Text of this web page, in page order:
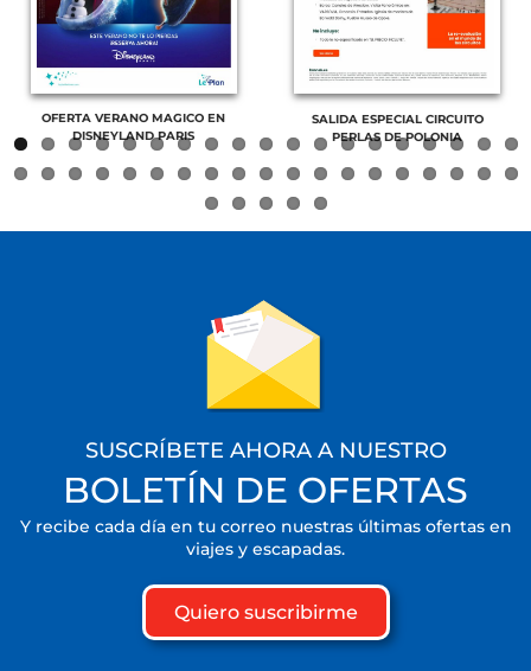
OFERTA VERANO MAGICO EN
DISNEYLAND PARIS
SALIDA ESPECIAL CIRCUITO
PERLAS DE POLONIA
SUSCRÍBETE AHORA A NUESTRO
BOLETÍN DE OFERTAS
Y recibe cada día en tu correo nuestras últimas ofertas en
viajes y escapadas.
Quiero suscribirme